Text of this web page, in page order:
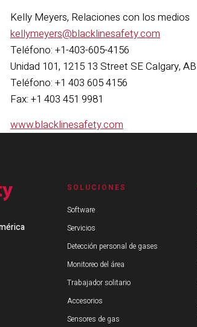
Kelly Meyers, Relaciones con los medios
kellymeyers@blacklinesafety.com
Teléfono: +1-403-605-4156
Unidad 101, 1215 13 Street SE Calgary,
Teléfono: +1 403 605 4156
Fax: +1 403 451 9981
www.blacklinesafety.com
SOLUCIONES
Software
Servicios
Detección personal de gases
Monitoreo del área
Trabajador solitario
Accesorios
Sensores de gas